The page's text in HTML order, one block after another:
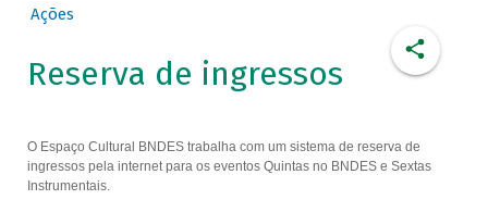
Ações
Reserva de ingressos
O Espaço Cultural BNDES trabalha com um sistema de reserva de
ingressos pela internet para os eventos Quintas no BNDES e Sextas
Instrumentais.